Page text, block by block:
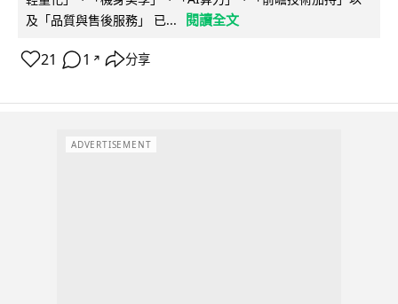
及「品質與售後服務」 已...
閱讀全文
21 1 ↗ 分享
ADVERTISEMENT